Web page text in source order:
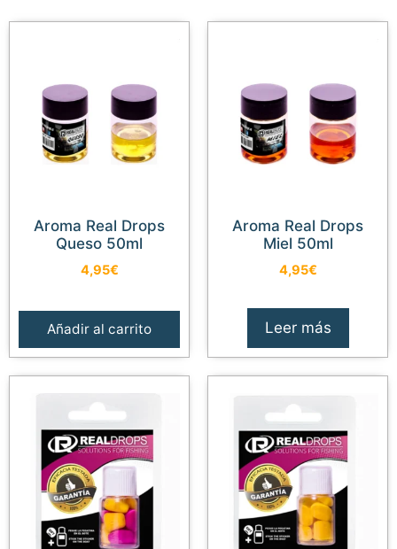
Aroma Real Drops
Queso 50ml
4,95€
Añadir al carrito
Aroma Real Drops
Miel 50ml
4,95€
Leer más
Añadir al carrito